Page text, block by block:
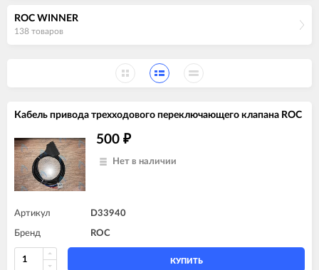
ROC WINNER
138 товаров
Кабель привода трехходового переключающего клапана ROC
500 ₽
Нет в наличии
Артикул D33940
Бренд ROC
КУПИТЬ